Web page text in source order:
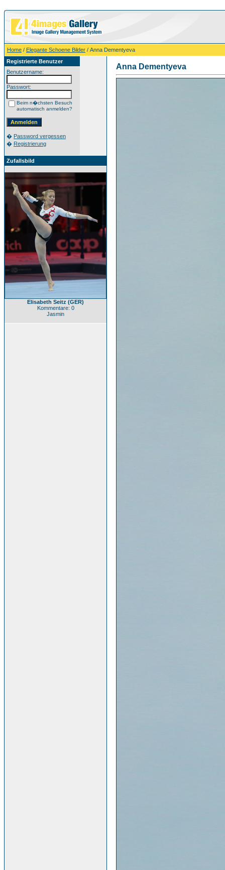
Home / Elegante Schoene Bilder / Anna Dementyeva
Registrierte Benutzer
Benutzername:
Passwort:
Beim n�chsten Besuch
automatisch anmelden?
� Password vergessen
� Registrierung
Zufallsbild
Elisabeth Seitz (GER)
Kommentare: 0
Jasmin
Anna Dementyeva